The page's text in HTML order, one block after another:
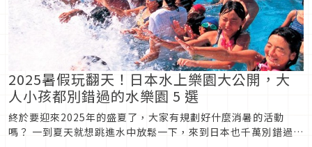
2025暑假玩翻天！日本水上樂園大公開，大
人小孩都別錯過的水樂園 5 選
終於要迎來2025年的盛夏了，大家有規劃好什麼消暑的活動
嗎？ 一到夏天就想跳進水中放鬆一下，來到日本也千萬別錯過夏